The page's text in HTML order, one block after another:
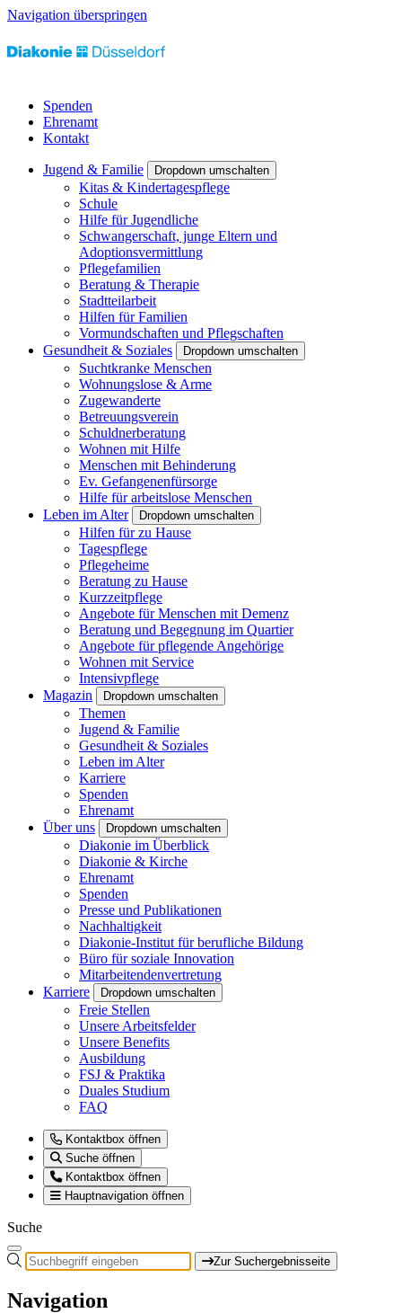
Navigation überspringen
Spenden
Ehrenamt
Kontakt
Jugend & Familie Dropdown umschalten
Kitas & Kindertagespflege
Schule
Hilfe für Jugendliche
Schwangerschaft, junge Eltern und
Adoptionsvermittlung
Pflegefamilien
Beratung & Therapie
Stadtteilarbeit
Hilfen für Familien
Vormundschaften und Pflegschaften
Gesundheit & Soziales
Dropdown umschalten
Suchtkranke Menschen
Wohnungslose & Arme
Zugewanderte
Betreuungsverein
Schuldnerberatung
Wohnen mit Hilfe
Menschen mit Behinderung
Ev. Gefangenenfürsorge
Hilfe für arbeitslose Menschen
Leben im Alter
Dropdown umschalten
Hilfen für zu Hause
Tagespflege
Pflegeheime
Beratung zu Hause
Kurzzeitpflege
Angebote für Menschen mit Demenz
Beratung und Begegnung im Quartier
Angebote für pflegende Angehörige
Wohnen mit Service
Intensivpflege
Magazin
Dropdown umschalten
Themen
Jugend & Familie
Gesundheit & Soziales
Leben im Alter
Karriere
Spenden
Ehrenamt
Über uns
Dropdown umschalten
Diakonie im Überblick
Diakonie & Kirche
Ehrenamt
Spenden
Presse und Publikationen
Nachhaltigkeit
Diakonie-Institut für berufliche Bildung
Büro für soziale Innovation
Mitarbeitendenvertretung
Karriere
Dropdown umschalten
Freie Stellen
Unsere Arbeitsfelder
Unsere Benefits
Ausbildung
FSJ & Praktika
Duales Studium
FAQ
Kontaktbox öffnen
Suche öffnen
Kontaktbox öffnen
Hauptnavigation öffnen
Suche
Zur Suchergebnisseite
Navigation